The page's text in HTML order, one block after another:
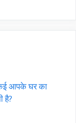
आपके घर का
है?